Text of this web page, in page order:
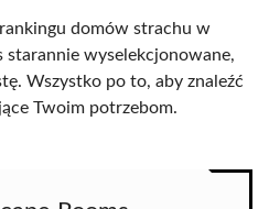
domów strachu w
starannie wyselekcjonowane,
Wszystko po to, aby znaleźć
Twoim potrzebom.